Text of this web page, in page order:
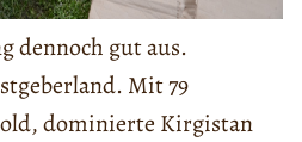
dennoch gut aus.
Mit 79
dominierte Kirgistan